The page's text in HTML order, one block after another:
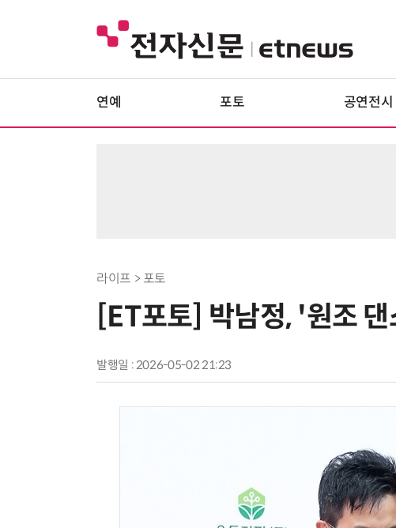
연예 포토 공연전시
라이프 > 포토
[ET포토] 박남정, '원조
발행일 : 2026-05-02 21:23